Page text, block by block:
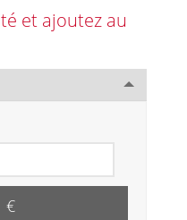
et ajoutez au
€